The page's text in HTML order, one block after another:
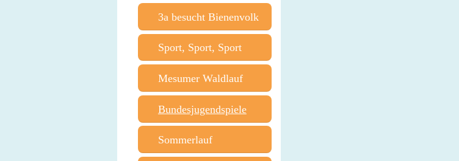
3a besucht Bienenvolk
Sport, Sport, Sport
Mesumer Waldlauf
Bundesjugendspiele
Sommerlauf